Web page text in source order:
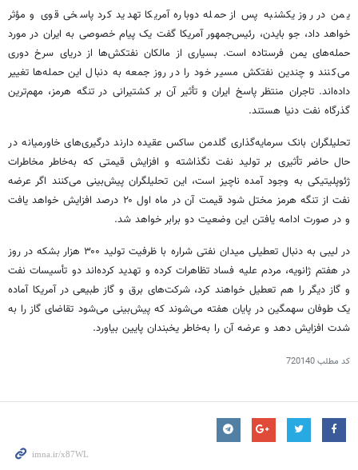
یمن در روز یکشنبه پس از حمله دوباره آمریکا تهدید کرد پاسخی قوی و مؤثر
خواهد داد، جو بایدن، رئیس‌جمهور آمریکا گفت یک پیام خصوصی به ایران در مورد
حمله‌های یمن فرستاده است. بسیاری از مالکان نفتکش‌ها از دریای سرخ دوری
می‌کنند و چندین نفتکش مسیر خود را در روز جمعه به دنبال این حمله‌ها تغییر
داده‌اند. تاجران منتظر پاسخ ایران و تأثیر آن بر کشتیرانی در تنگه هرمز، مهم‌ترین
گذرگاه نفت دنیا هستند.
تحلیلگران بانک سرمایه‌گذاری گلدمن ساکسعقیده دارند درگیری‌های خاورمیانه در
حال حاضر تأثیری بر تولید نفت نگذاشته و افزایش قیمتی که به‌خاطر مخاطرات
ژئوپلیتیکی به وجود آمده ناچیز است، این تحلیلگران پیش‌بینی می‌کنند اگر عرضه
نفت از تنگه هرمز مختل شود قیمت آن در ماه اول ۲۰ درصد افزایش خواهد یافت
و در صورت ادامه یافتن این وضعیت دو برابر خواهد شد.
در لیبی به دنبال تعطیلی میدان نفتی شراره با ظرفیت تولید ۳۰۰ هزار بشکه در روز
در هفتم ژانویه، مردم علیه فساد تظاهرات کرده و تهدید کرده‌اند دو تأسیسات نفت
و گاز دیگر را هم تعطیل خواهند کرد، شرکت‌های برق و گاز طبیعی در آمریکا آماده
یک طوفان سهمگین در پایان هفته می‌شوند که پیش‌بینی می‌شود تقاضای گاز را به
شدت افزایش دهد و عرضه آن را به‌خاطر یخبندان پایین بیاورد.
کد مطلب720140